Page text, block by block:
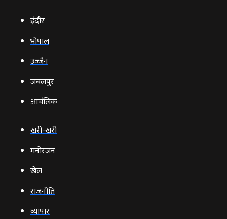
इंदौर
भोपाल
उज्‍जैन
जबलपुर
आचंलिक
खरी-खरी
मनोरंजन
खेल
राजनीति
व्‍यापार